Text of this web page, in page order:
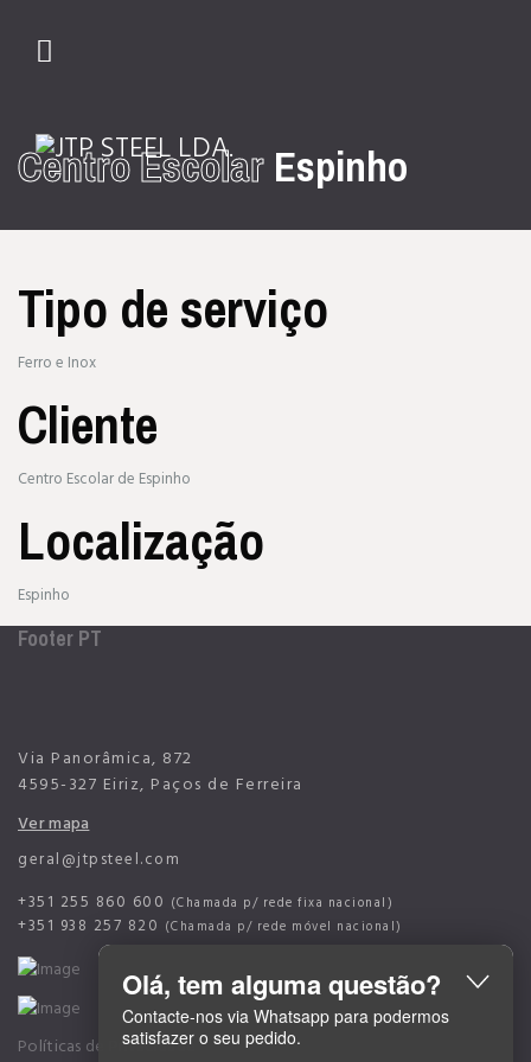
Centro Escolar Espinho
01 02 03
Tipo de serviço
Ferro e Inox
Cliente
Centro Escolar de Espinho
Localização
Espinho
Footer PT
Via Panorâmica, 872
4595-327 Eiriz, Paços de Ferreira
Ver mapa
geral@jtpsteel.com
+351 255 860 600 (Chamada p/ rede fixa nacional)
+351 938 257 820 (Chamada p/ rede móvel nacional)
Políticas de Privacidade
Olá, tem alguma questão?
Contacte-nos via Whatsapp para podermos
satisfazer o seu pedido.